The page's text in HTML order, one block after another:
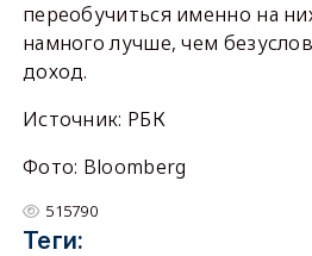
переобучиться именно на
намного лучше, чем
доход.
Источник: РБК
Фото: Bloomberg
515790
Теги: